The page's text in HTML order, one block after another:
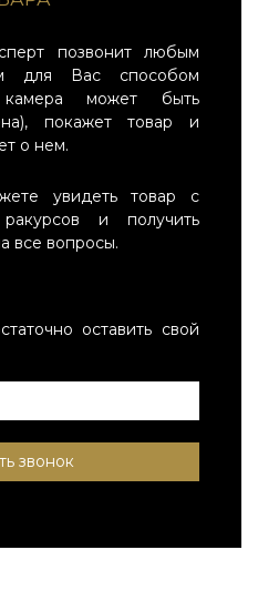
позвонит любым
для Вас способом
может быть
покажет товар и
о нем.
увидеть товар с
и получить
все вопросы.
оставить свой
звонок